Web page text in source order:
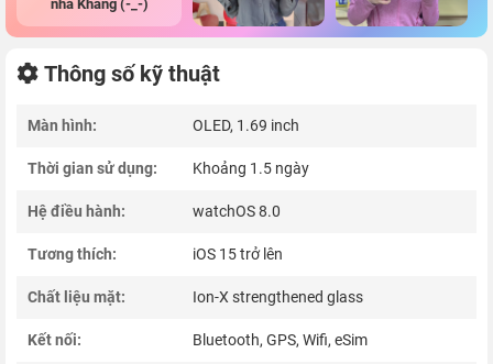
nhà Khang (-_-)
Thông số kỹ thuật
Màn hình: OLED, 1.69 inch
Thời gian sử dụng: Khoảng 1.5 ngày
Hệ điều hành: watchOS 8.0
Tương thích: iOS 15 trở lên
Chất liệu mặt: Ion-X strengthened glass
Kết nối: Bluetooth, GPS, Wifi, eSim